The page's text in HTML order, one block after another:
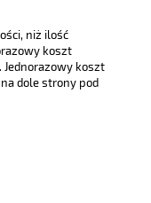
niż ilość
koszt
koszt
dole strony pod